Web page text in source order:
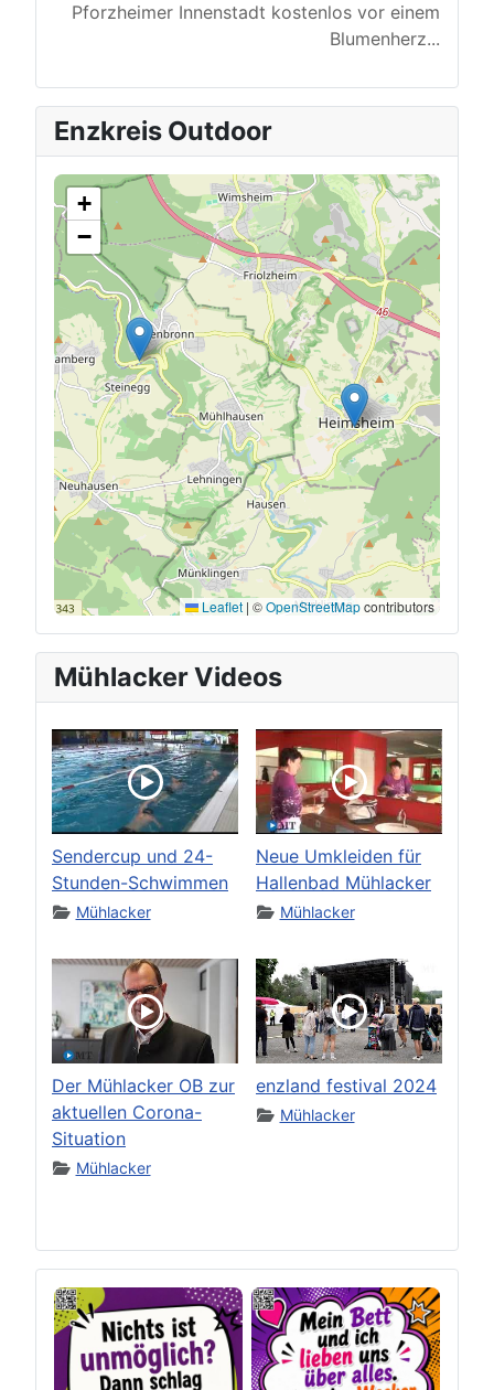
Pforzheimer Innenstadt kostenlos vor einem
Blumenherz...
Enzkreis Outdoor
+
−
Leaflet | ©OpenStreetMapcontributors
Mühlacker Videos
Sendercup und 24-
Stunden-Schwimmen
Mühlacker
Neue Umkleiden für
Hallenbad Mühlacker
Mühlacker
Der Mühlacker OB zur
aktuellen Corona-
Situation
Mühlacker
enzland festival 2024
Mühlacker